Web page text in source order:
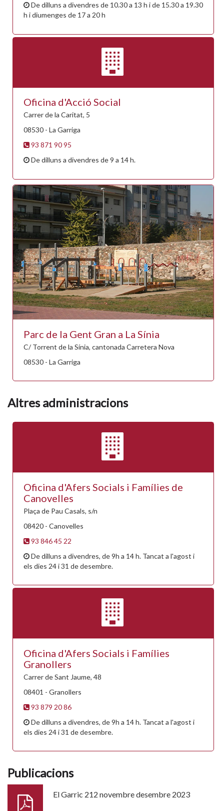
De dilluns a divendres de 10.30 a 13 h i de 15.30 a 19.30
h i diumenges de 17 a 20 h
Oficina d'Acció Social
Carrer de la Caritat, 5
08530 - La Garriga
93 871 90 95
De dilluns a divendres de 9 a 14 h.
Parc de la Gent Gran a La Sínia
C/ Torrent de la Sínia, cantonada Carretera Nova
08530 - La Garriga
Altres administracions
Oficina d'Afers Socials i Famílies de
Canovelles
Plaça de Pau Casals, s/n
08420 - Canovelles
93 846 45 22
De dilluns a divendres, de 9h a 14 h. Tancat a l'agost i
els dies 24 i 31 de desembre.
Oficina d'Afers Socials i Famílies
Granollers
Carrer de Sant Jaume, 48
08401 - Granollers
93 879 20 86
De dilluns a divendres, de 9h a 14 h. Tancat a l'agost i
els dies 24 i 31 de desembre.
Publicacions
El Garric 212 novembre desembre 2023